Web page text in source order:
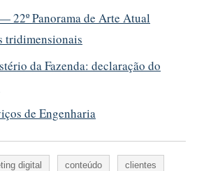
22º Panorama de Arte Atual
tridimensionais
da Fazenda: declaração do
de Engenharia
digital conteúdo clientes